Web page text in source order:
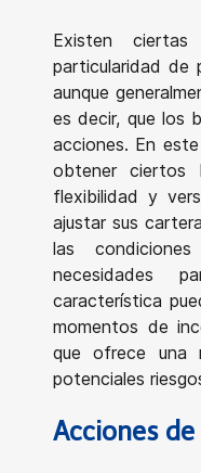
Existen
particularidad de
aunque
es decir, que los
acciones. En
obtener ciertos
flexibilidad y
ajustar sus
las
necesidades
característica
momentos de
que ofrece una
potenciales
Acciones